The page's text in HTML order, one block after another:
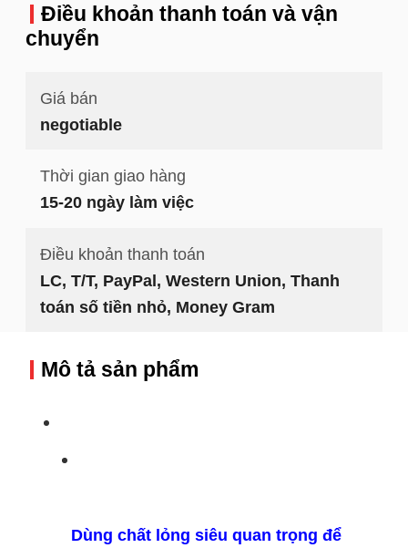
Điều khoản thanh toán và vận
chuyển
Giá bán
negotiable
Thời gian giao hàng
15-20 ngày làm việc
Điều khoản thanh toán
LC, T/T, PayPal, Western Union, Thanh
toán số tiền nhỏ, Money Gram
Mô tả sản phẩm
Dùng chất lỏng siêu quan trọng để